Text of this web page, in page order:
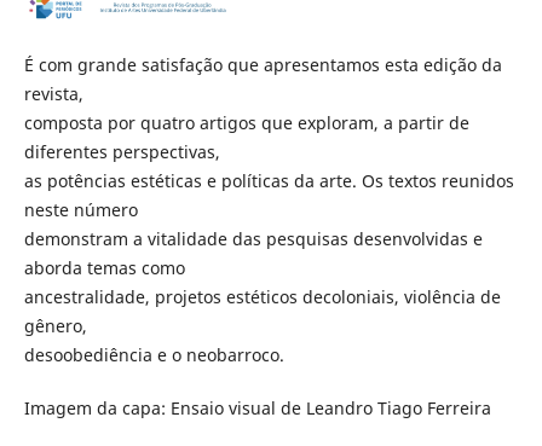
É com grande satisfação que apresentamos esta edição da
revista,
composta por quatro artigos que exploram, a partir de
diferentes perspectivas,
as potências estéticas e políticas da arte. Os textos reunidos
neste número
demonstram a vitalidade das pesquisas desenvolvidas e
aborda temas como
ancestralidade, projetos estéticos decoloniais, violência de
gênero,
desoobediência e o neobarroco.
Imagem da capa: Ensaio visual de Leandro Tiago Ferreira